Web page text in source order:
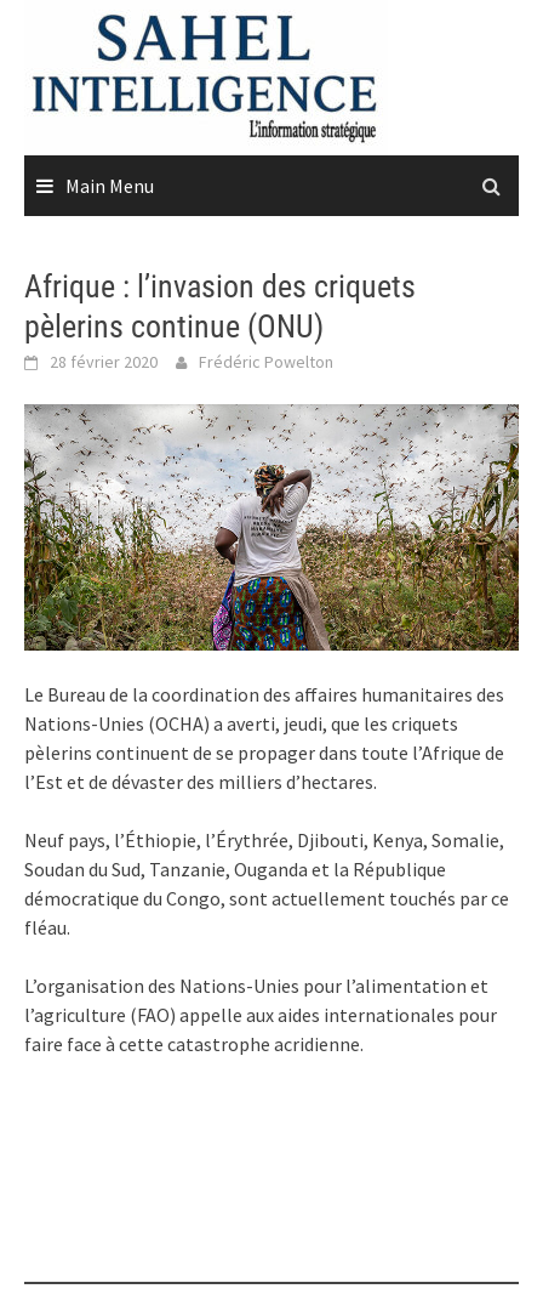
content
Main Menu
Afrique : l’invasion des criquets
pèlerins continue (ONU)
28 février 2020 Frédéric Powelton
Le Bureau de la coordination des affaires humanitaires des
Nations-Unies (OCHA) a averti, jeudi, que les criquets
pèlerins continuent de se propager dans toute l’Afrique de
l’Est et de dévaster des milliers d’hectares.
Neuf pays, l’Éthiopie, l’Érythrée, Djibouti, Kenya, Somalie,
Soudan du Sud, Tanzanie, Ouganda et la République
démocratique du Congo, sont actuellement touchés par ce
fléau.
L’organisation des Nations-Unies pour l’alimentation et
l’agriculture (FAO) appelle aux aides internationales pour
faire face à cette catastrophe acridienne.